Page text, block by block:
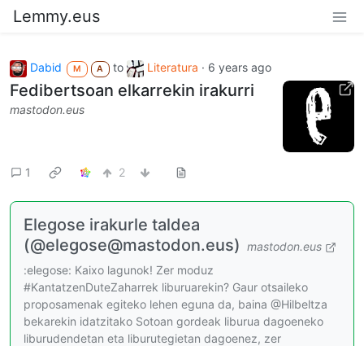
Lemmy.eus
Dabid M A to Literatura · 6 years ago
Fedibertsoan elkarrekin irakurri
mastodon.eus
1 2
Elegose irakurle taldea
(@elegose@mastodon.eus) mastodon.eus
:elegose: Kaixo lagunok! Zer moduz
#KantatzenDuteZaharrek liburuarekin? Gaur otsaileko
proposamenak egiteko lehen eguna da, baina @Hilbeltza
bekarekin idatzitako Sotoan gordeak liburua dagoeneko
liburudendetan eta liburutegietan dagoenez, zer